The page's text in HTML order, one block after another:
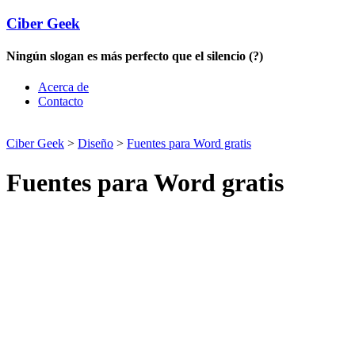
Ciber Geek
Ningún slogan es más perfecto que el silencio (?)
Acerca de
Contacto
Ciber Geek > Diseño > Fuentes para Word gratis
Fuentes para Word gratis